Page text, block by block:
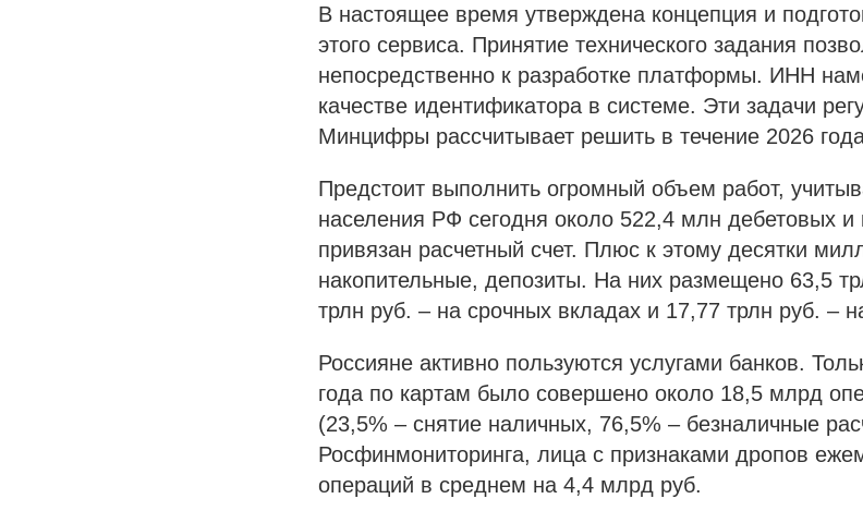
В настоящее время утверждена концепция и
этого сервиса. Принятие технического задания
непосредственно к разработке платформы. ИНН
качестве идентификатора в системе. Эти задачи
Минцифры рассчитывает решить в течение 2026
Предстоит выполнить огромный объем работ,
населения РФ сегодня около 522,4 млн дебетовых и
привязан расчетный счет. Плюс к этому десятки
накопительные, депозиты. На них размещено 63,5
трлн руб. – на срочных вкладах и 17,77 трлн руб. –
Россияне активно пользуются услугами банков.
года по картам было совершено около 18,5 млрд
(23,5% – снятие наличных, 76,5% – безналичные
Росфинмониторинга, лица с признаками дропов
операций в среднем на 4,4 млрд руб.